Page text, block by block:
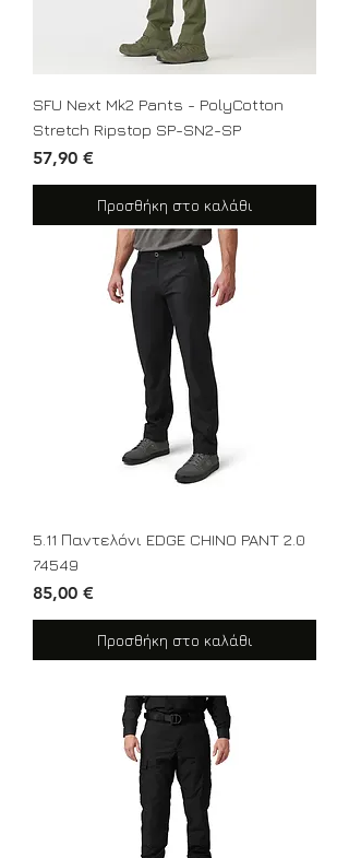
SFU Next Mk2 Pants - PolyCotton
Stretch Ripstop SP-SN2-SP
Τιμή
57,90 €
Προσθήκη στο καλάθι
5.11 Παντελόνι EDGE CHINO PANT 2.0
74549
Τιμή
85,00 €
Προσθήκη στο καλάθι